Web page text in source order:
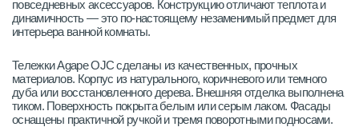
повседневных аксессуаров. Конструкцию отличают теплота и
динамичность — это по-настоящему незаменимый предмет для
интерьера ванной комнаты.
Тележки Agape OJC сделаны из качественных, прочных
материалов. Корпус из натурального, коричневого или темного
дуба или восстановленного дерева. Внешняя отделка выполнена
тиком. Поверхность покрыта белым или серым лаком. Фасады
оснащены практичной ручкой и тремя поворотными подносами.